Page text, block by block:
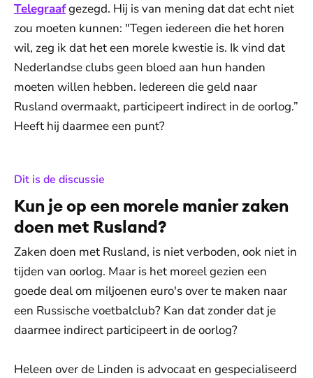
Telegraafgezegd. Hij is van mening dat dat echt niet
zou moeten kunnen: "Tegen iedereen die het horen
wil, zeg ik dat het een morele kwestie is. Ik vind dat
Nederlandse clubs geen bloed aan hun handen
moeten willen hebben. Iedereen die geld naar
Rusland overmaakt, participeert indirect in de oorlog.”
Heeft hij daarmee een punt?
Dit is de discussie
Kun je op een morele manier zaken
doen met Rusland?
Zaken doen met Rusland, is niet verboden, ook niet in
tijden van oorlog. Maar is het moreel gezien een
goede deal om miljoenen euro's over te maken naar
een Russische voetbalclub? Kan dat zonder dat je
daarmee indirect participeert in de oorlog?
Heleen over de Linden is advocaat en gespecialiseerd